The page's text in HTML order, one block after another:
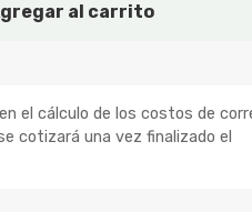
al carrito
el cálculo de los costos de
cotizará una vez finalizado el